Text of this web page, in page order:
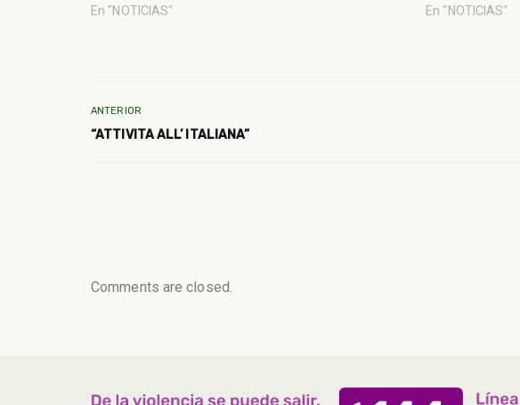
En "NOTICIAS"
En "NOTICIAS"
ANTERIOR
“ATTIVITA ALL’ ITALIANA”
Comments are closed.